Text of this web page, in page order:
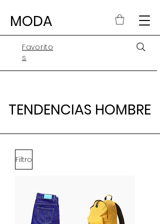
MODA
Favorito
s
TENDENCIAS HOMBRE
Filtro